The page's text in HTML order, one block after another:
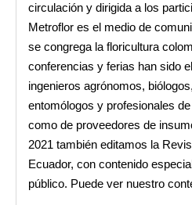
circulación y dirigida a los
Metroflor es el medio de
se congrega la floricultura
conferencias y ferias han sido
ingenieros agrónomos,
entomólogos y profesionales
como de proveedores de
2021 también editamos la
Ecuador, con contenido
público. Puede ver nuestro